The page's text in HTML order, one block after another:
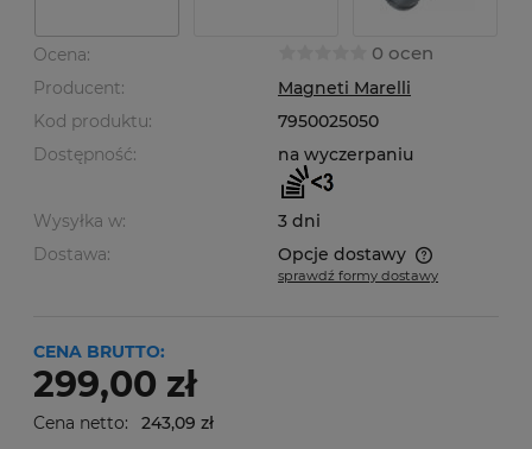
Ocena: 0 ocen
Producent:
Magneti Marelli
Kod produktu:
7950025050
Dostępność:
na wyczerpaniu
Wysyłka w:
3 dni
Dostawa:
Opcje dostawy
Cena nie zawiera ewentualnych kosztów płatności
sprawdź formy dostawy
CENA BRUTTO:
299,00 zł
Cena netto: 243,09 zł